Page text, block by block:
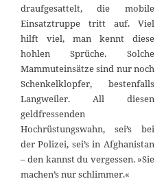
draufgesattelt, die mobile
Einsatztruppe tritt auf. Viel
hilft viel, man kennt diese
hohlen Sprüche. Solche
Mammuteinsätze sind nur noch
Schenkelklopfer, bestenfalls
Langweiler. All diesen
geldfressenden
Hochrüstungswahn, sei’s bei
der Polizei, sei’s in Afghanistan
– den kannst du vergessen. »Sie
machen’s nur schlimmer.«